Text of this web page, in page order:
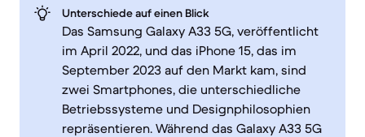
Unterschiede auf einen Blick
Das Samsung Galaxy A33 5G, veröffentlicht
im April 2022, und das iPhone 15, das im
September 2023 auf den Markt kam, sind
zwei Smartphones, die unterschiedliche
Betriebssysteme und Designphilosophien
repräsentieren. Während das Galaxy A33 5G